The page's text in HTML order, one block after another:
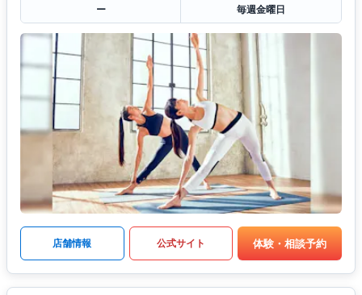
ー
毎週金曜日
店舗情報 公式サイト 体験・相談予約